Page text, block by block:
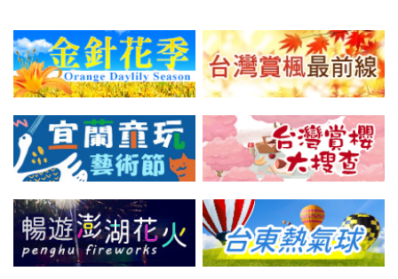
國
旅
卡
訂
房
請
款
收
據